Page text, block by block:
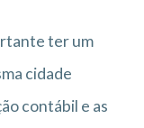
ter um
cidade
contábil e as